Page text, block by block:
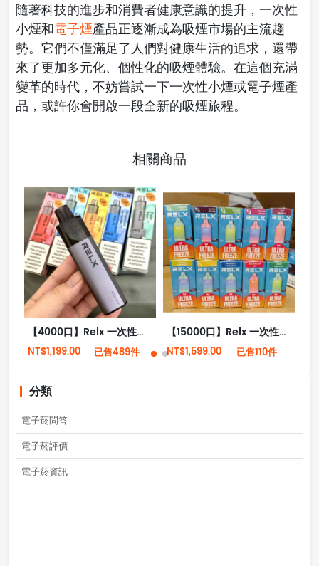
隨著科技的進步和消費者健康意識的提升，一次性
小煙和電子煙產品正逐漸成為吸煙市場的主流趨
勢。它們不僅滿足了人們對健康生活的追求，還帶
來了更加多元化、個性化的吸煙體驗。在這個充滿
變革的時代，不妨嘗試一下一次性小煙或電子煙產
品，或許你會開啟一段全新的吸煙旅程。
相關商品
【4000口】Relx 一次性拋棄式電子菸 全新現貨
NT$1,199.00 已售489件
【15000口】Relx 一次性拋棄式電子菸全新現貨
NT$1,599.00 已售110件
分類
電子菸問答
電子菸評價
電子菸資訊